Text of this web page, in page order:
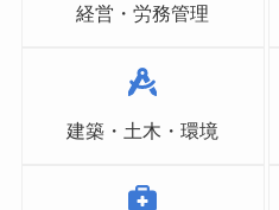
経営・労務管理
建築・土木・環境